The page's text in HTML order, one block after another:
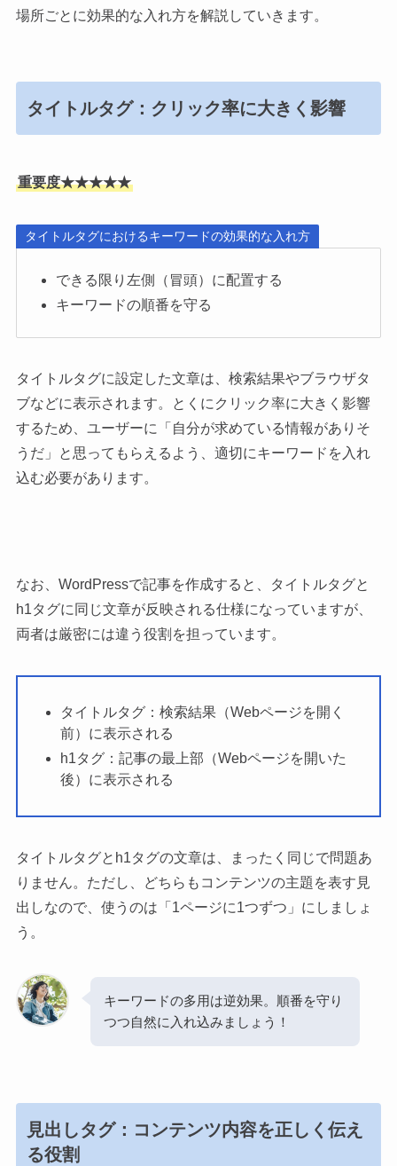
場所ごとに効果的な入れ方を解説していきます。
タイトルタグ：クリック率に大きく影響
重要度★★★★★
タイトルタグにおけるキーワードの効果的な入れ方
できる限り左側（冒頭）に配置する
キーワードの順番を守る
タイトルタグに設定した文章は、検索結果やブラウザタ
ブなどに表示されます。とくにクリック率に大きく影響
するため、ユーザーに「自分が求めている情報がありそ
うだ」と思ってもらえるよう、適切にキーワードを入れ
込む必要があります。
なお、WordPressで記事を作成すると、タイトルタグと
h1タグに同じ文章が反映される仕様になっていますが、
両者は厳密には違う役割を担っています。
タイトルタグ：検索結果（Webページを開く
前）に表示される
h1タグ：記事の最上部（Webページを開いた
後）に表示される
タイトルタグとh1タグの文章は、まったく同じで問題あ
りません。ただし、どちらもコンテンツの主題を表す見
出しなので、使うのは「1ページに1つずつ」にしましょ
う。
キーワードの多用は逆効果。順番を守り
つつ自然に入れ込みましょう！
見出しタグ：コンテンツ内容を正しく伝え
る役割